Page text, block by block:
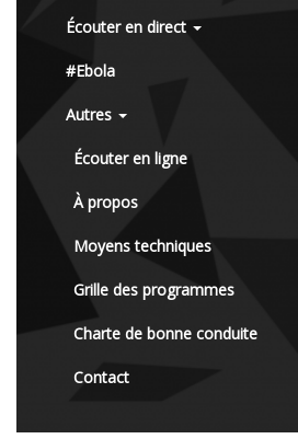
Écouter en direct
#Ebola
Autres
Écouter en ligne
À propos
Moyens techniques
Grille des programmes
Charte de bonne conduite
Contact